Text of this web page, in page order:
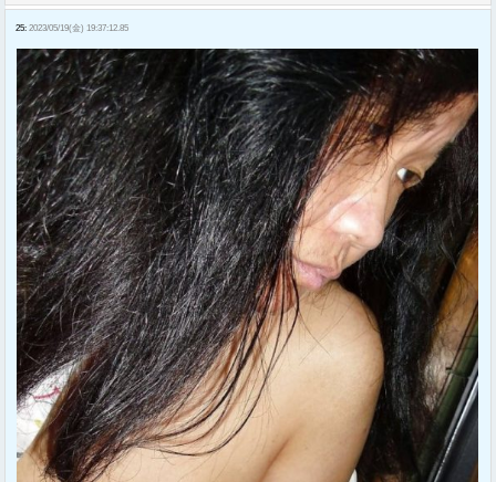
25: 2023/05/19(金) 19:37:12.85